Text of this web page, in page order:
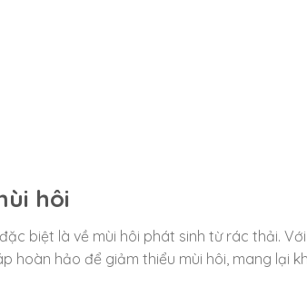
hôi
biệt là về mùi hôi phát sinh từ rác thải.
hoàn hảo để giảm thiểu mùi hôi, mang lại